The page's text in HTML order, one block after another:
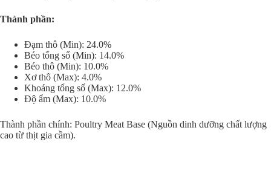
Thành phần:
Đạm thô (Min): 24.0%
Béo tổng số (Min): 14.0%
Béo thô (Min): 10.0%
Xơ thô (Max): 4.0%
Khoáng tổng số (Max): 12.0%
Độ ẩm (Max): 10.0%
Thành phần chính: Poultry Meat Base (Nguồn dinh dưỡng chất lượng
cao từ thịt gia cầm).